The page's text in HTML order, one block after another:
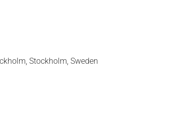
Stockholm, Sweden